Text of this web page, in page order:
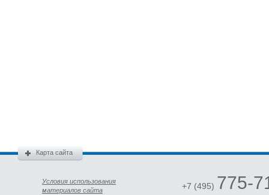
Карта сайта
Условия использования
материалов сайта
+7 (495) 775-